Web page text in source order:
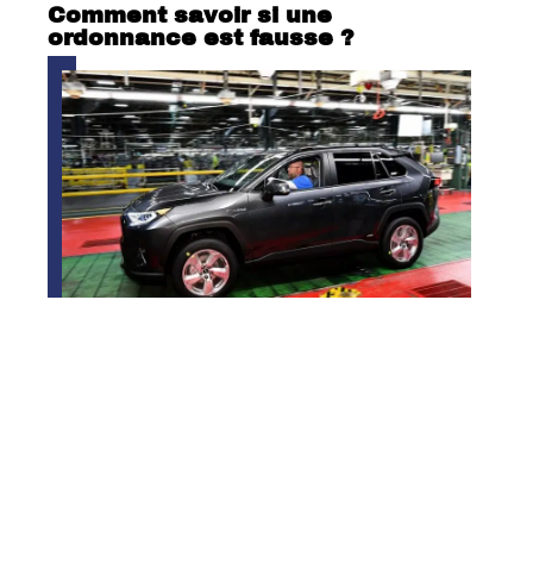
Comment savoir si une
ordonnance est fausse ?